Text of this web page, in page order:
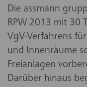
Die assmann
RPW 2013 mit 30
VgV-Verfahrens
und Innenräume
Freianlagen
Darüber hinaus